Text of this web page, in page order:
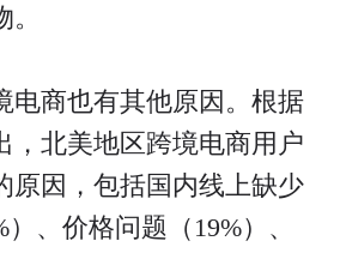
电商也有其他原因。根据
，北美地区跨境电商用户
原因，包括国内线上缺少
、价格问题（19%）、